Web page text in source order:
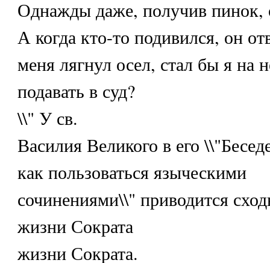
Однажды даже, получив пинок,
А когда кто-то подивился, он
меня лягнул осел, стал бы я на
подавать в суд?
\\" У св.
Василия Великого в его
как пользоваться языческими
сочинениями\\" приводится
жизни Сократа
жизни Сократа.